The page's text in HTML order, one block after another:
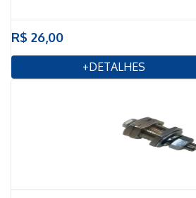
R$ 26,00
+DETALHES